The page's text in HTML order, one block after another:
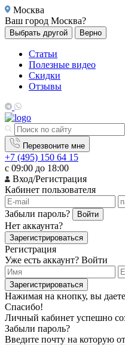
Москва
Ваш город Москва?
Выбрать другой Верно
Статьи
Полезные видео
Скидки
Отзывы
Перезвоните мне
+7 (495) 150 64 15
с 09:00 до 18:00
Вход/Регистрация
Кабинет пользователя
Забыли пароль? Войти
Нет аккаунта?
Зарегистрироваться
Регистрация
Уже есть аккаунт? Войти
Зарегистрироваться
Нажимая на кнопку, вы
Спасибо!
Личный кабинет успешно
Забыли пароль?
Введите почту на которую